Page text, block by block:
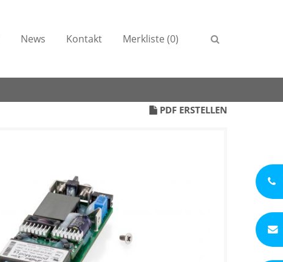
News Kontakt Merkliste (0)
PDF ERSTELLEN